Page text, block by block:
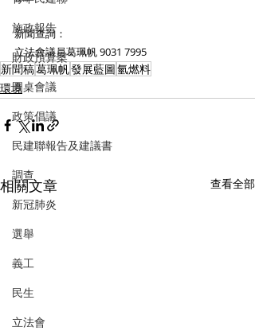
施政報告
財政預算案
圓桌會議
政策倡議
民建聯報告及建議書
調查
新冠肺炎
選舉
義工
民生
立法會
新聞查詢：
立法會議員葛珮帆 9031 7995
新聞稿葛珮帆發展藍圖氫燃料
環境
相關文章 查看全部